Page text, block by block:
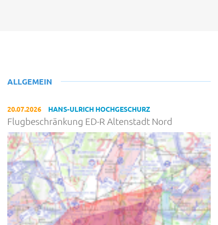
ALLGEMEIN
20.07.2026 HANS-ULRICH HOCHGESCHURZ
Flugbeschränkung ED-R Altenstadt Nord